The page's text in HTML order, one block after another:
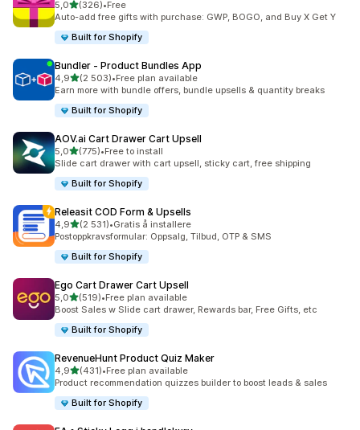
5,0av 5 stjerner
(326)
Totalt 326 omtaler
•Free
Auto-add free gifts with purchase: GWP, BOGO, and Buy X Get Y
Built for Shopify
Bundler ‑ Product Bundles App
4,9av 5 stjerner
(2 503)
Totalt 2503 omtaler
•Free plan available
Earn more with bundle offers, bundle upsells & quantity breaks
Built for Shopify
AOV.ai Cart Drawer Cart Upsell
5,0av 5 stjerner
(775)
Totalt 775 omtaler
•Free to install
Slide cart drawer with cart upsell, sticky cart, free shipping
Built for Shopify
Releasit COD Form & Upsells
4,9av 5 stjerner
(2 531)
Totalt 2531 omtaler
•Gratis å installere
Postoppkravsformular: Oppsalg, Tilbud, OTP & SMS
Built for Shopify
Ego Cart Drawer Cart Upsell
5,0av 5 stjerner
(519)
Totalt 519 omtaler
•Free plan available
Boost Sales w Slide cart drawer, Rewards bar, Free Gifts, etc
Built for Shopify
RevenueHunt Product Quiz Maker
4,9av 5 stjerner
(431)
Totalt 431 omtaler
•Free plan available
Product recommendation quizzes builder to boost leads & sales
Built for Shopify